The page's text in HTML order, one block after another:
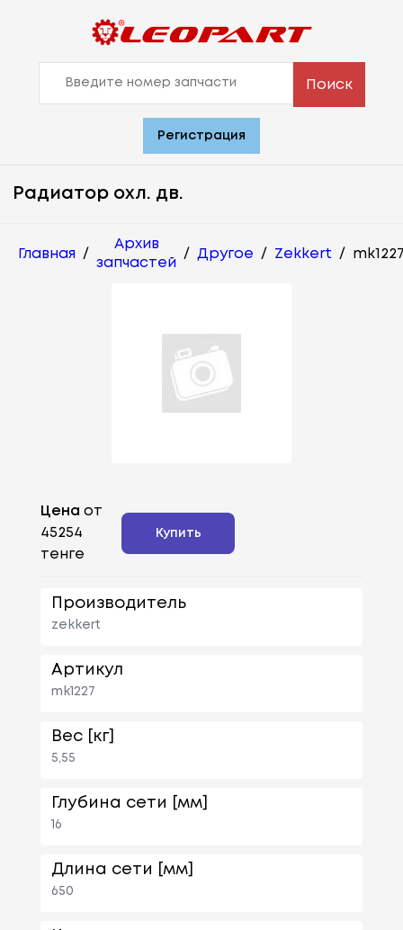
Поиск
Регистрация
Радиатор охл. дв.
Главная /
Архив
запчастей
/ Другое / Zekkert /
Цена от
45254
тенге
Купить
Производитель
zekkert
Артикул
mk1227
Вес [кг]
5,55
Глубина сети [мм]
16
Длина сети [мм]
650